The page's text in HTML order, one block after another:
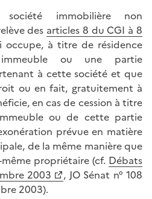
société immobilière non
des articles 8 du CGI à 8
occupe, à titre de résidence
ou une partie
à cette société et que
ou en fait, gratuitement à
en cas de cession à titre
ou de cette partie
prévue en matière
de la même manière que
propriétaire (cf. Débats
2003
, JO Sénat n° 108
2003).